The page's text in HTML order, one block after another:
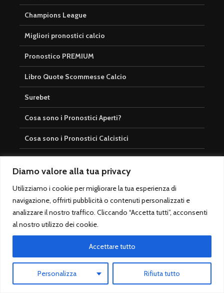
Diamo valore alla tua privacy
Utilizziamo i cookie per migliorare la tua esperienza di
navigazione, offrirti pubblicità o contenuti personalizzati e
analizzare il nostro traffico. Cliccando “Accetta tutti”, acconsenti
al nostro utilizzo dei cookie.
Personalizza Rifiuta tutto
Accettare tutto
Champions League
Migliori pronostici calcio
Pronostico PREMIUM
Libro Quote Scommesse Calcio
Surebet
Cosa sono i Pronostici Aperti?
Cosa sono i Pronostici Calcistici
Pronostici tutto l’anno
Login
Registrati
Iscrivi alla Newsletter